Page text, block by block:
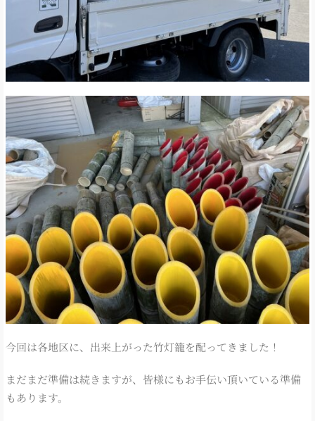
今回は各地区に、出来上がった竹灯籠を配ってきました！
まだまだ準備は続きますが、皆様にもお手伝い頂いている準備
もあります。